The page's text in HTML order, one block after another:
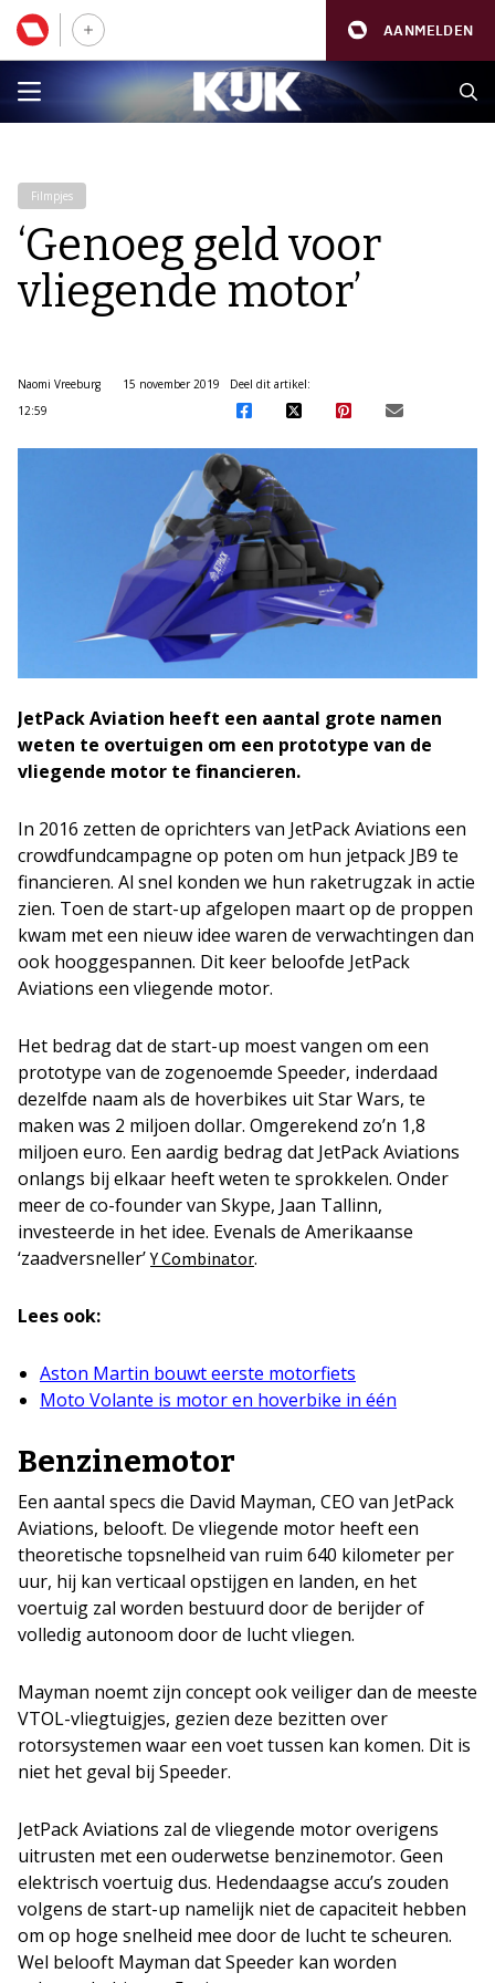
AANMELDEN
Filmpjes
‘Genoeg geld voor
vliegende motor’
Naomi Vreeburg
15 november 2019
12:59
Deel dit artikel:
JetPack Aviation heeft een aantal grote namen
weten te overtuigen om een prototype van de
vliegende motor te financieren.
In 2016 zetten de oprichters van JetPack Aviations een
crowdfundcampagne op poten om hun jetpack JB9 te
financieren. Al snel konden we hun raketrugzak in actie
zien. Toen de start-up afgelopen maart op de proppen
kwam met een nieuw idee waren de verwachtingen dan
ook hooggespannen. Dit keer beloofde JetPack
Aviations een vliegende motor.
Het bedrag dat de start-up moest vangen om een
prototype van de zogenoemde Speeder, inderdaad
dezelfde naam als de hoverbikes uit Star Wars, te
maken was 2 miljoen dollar. Omgerekend zo’n 1,8
miljoen euro. Een aardig bedrag dat JetPack Aviations
onlangs bij elkaar heeft weten te sprokkelen. Onder
meer de co-founder van Skype, Jaan Tallinn,
investeerde in het idee. Evenals de Amerikaanse
‘zaadversneller’Y Combinator.
Lees ook:
Aston Martin bouwt eerste motorfiets
Moto Volante is motor en hoverbike in één
Benzinemotor
Een aantal specs die David Mayman, CEO van JetPack
Aviations, belooft. De vliegende motor heeft een
theoretische topsnelheid van ruim 640 kilometer per
uur, hij kan verticaal opstijgen en landen, en het
voertuig zal worden bestuurd door de berijder of
volledig autonoom door de lucht vliegen.
Mayman noemt zijn concept ook veiliger dan de meeste
VTOL-vliegtuigjes, gezien deze bezitten over
rotorsystemen waar een voet tussen kan komen. Dit is
niet het geval bij Speeder.
JetPack Aviations zal de vliegende motor overigens
uitrusten met een ouderwetse benzinemotor. Geen
elektrisch voertuig dus. Hedendaagse accu’s zouden
volgens de start-up namelijk niet de capaciteit hebben
om op hoge snelheid mee door de lucht te scheuren.
Wel belooft Mayman dat Speeder kan worden